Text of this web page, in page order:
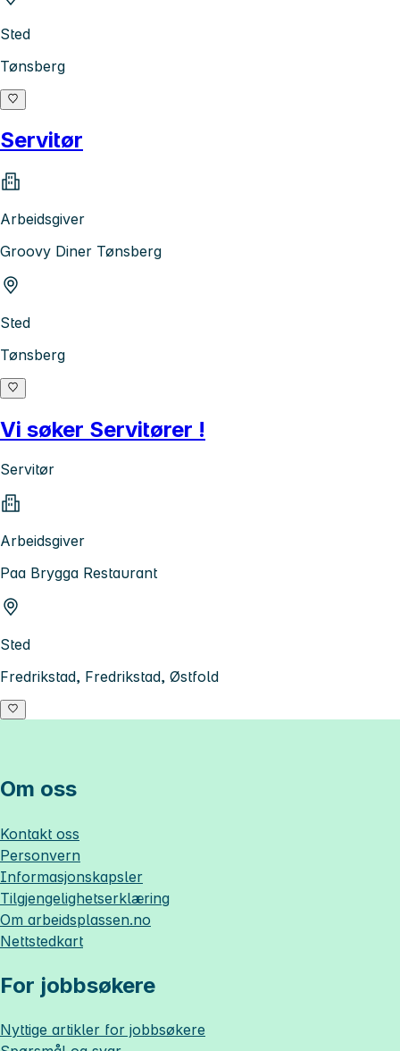
Sted
Tønsberg
Servitør
Arbeidsgiver
Groovy Diner Tønsberg
Sted
Tønsberg
Vi søker Servitører !
Servitør
Arbeidsgiver
Paa Brygga Restaurant
Sted
Fredrikstad, Fredrikstad, Østfold
Om oss
Kontakt oss
Personvern
Informasjonskapsler
Tilgjengelighetserklæring
Om arbeidsplassen.no
Nettstedkart
For jobbsøkere
Nyttige artikler for jobbsøkere